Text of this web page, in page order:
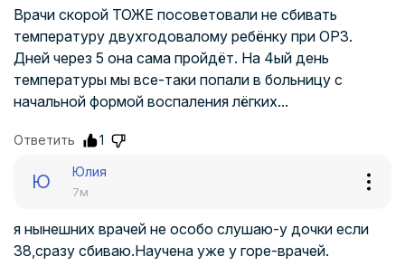
Врачи скорой ТОЖЕ посоветовали не сбивать
температуру двухгодовалому ребёнку при ОРЗ.
Дней через 5 она сама пройдёт. На 4ый день
температуры мы все-таки попали в больницу с
начальной формой воспаления лёгких...
Ответить 1
Ю Юлия
7м
я нынешних врачей не особо слушаю-у дочки если
38,сразу сбиваю.Научена уже у горе-врачей.